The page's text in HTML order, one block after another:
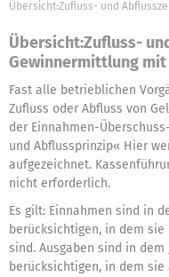
Übersicht:Zufluss- und
Übersicht:Zufluss-
Gewinnermittlung mit
Fast alle betrieblichen
Zufluss oder Abfluss von
der Einnahmen-
und Abflussprinzip« Hier
aufgezeichnet.
nicht erforderlich.
Es gilt: Einnahmen sind in
berücksichtigen, in dem
sind. Ausgaben sind in
berücksichtigen, in dem